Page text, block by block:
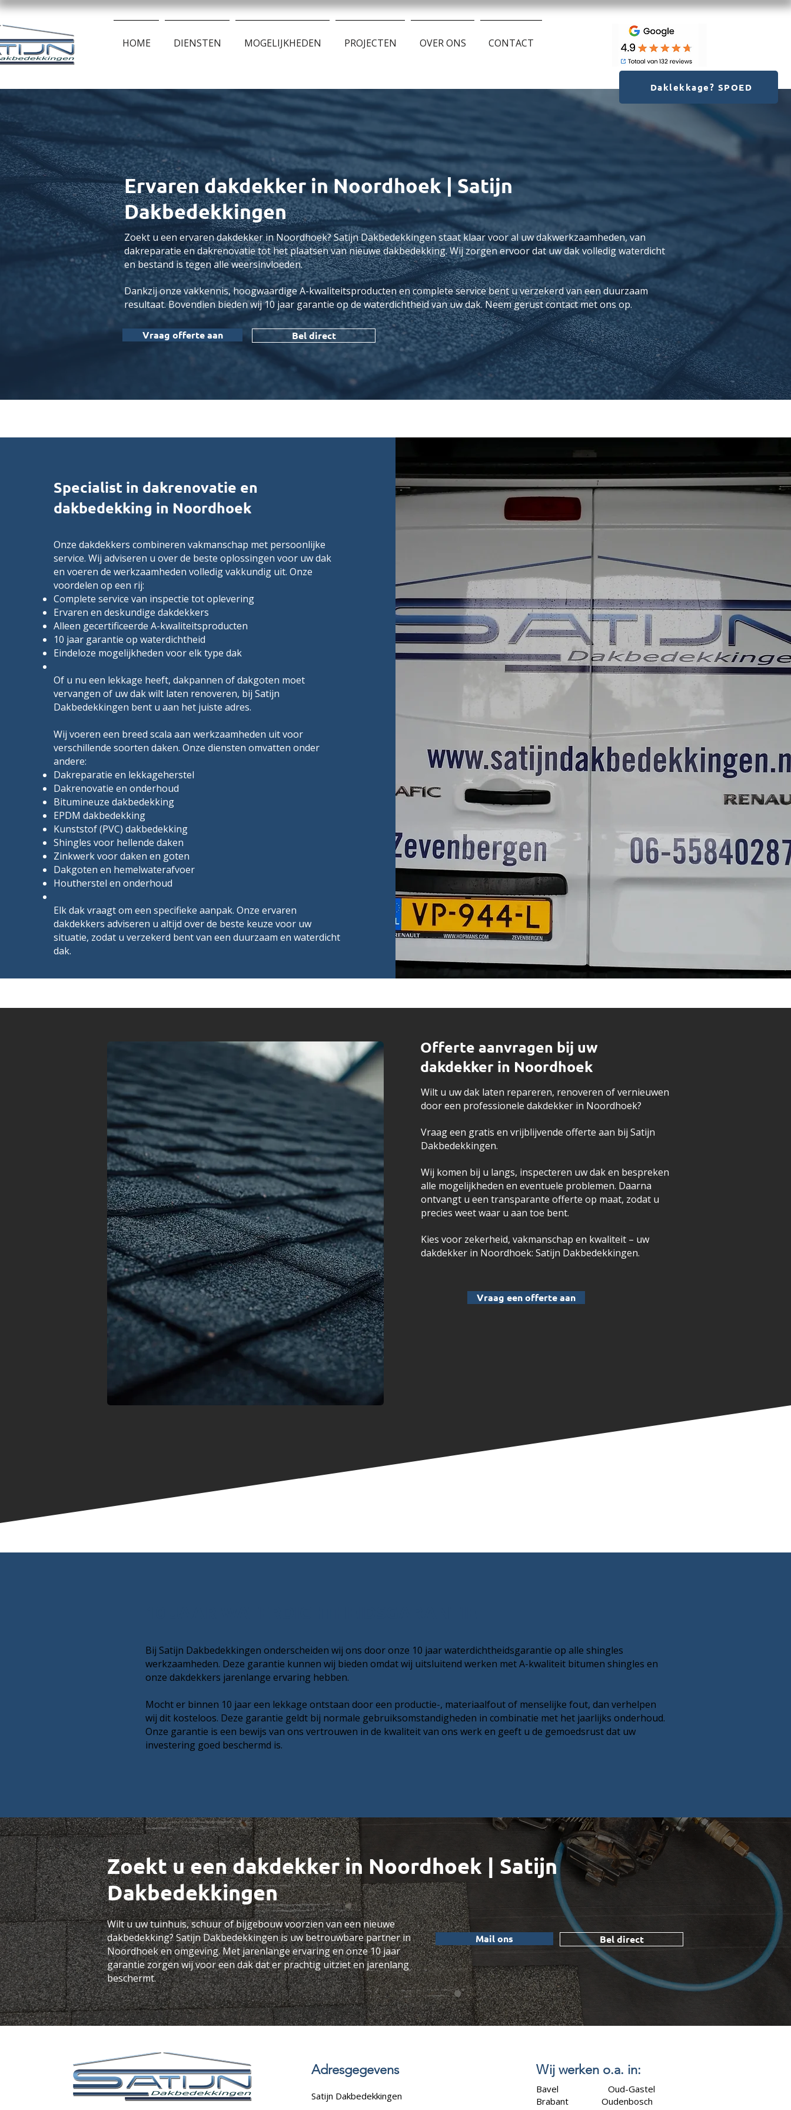
HOME DIENSTEN MOGELIJKHEDEN PROJECTEN OVER ONS CONTACT
Daklekkage? SPOED
Ervaren dakdekker in Noordhoek | Satijn
Dakbedekkingen
Zoekt u een ervaren dakdekker in Noordhoek? Satijn Dakbedekkingen staat klaar voor al uw dakwerkzaamheden, van
dakreparatie en dakrenovatie tot het plaatsen van nieuwe dakbedekking. Wij zorgen ervoor dat uw dak volledig waterdicht
en bestand is tegen alle weersinvloeden.
Dankzij onze vakkennis, hoogwaardige A-kwaliteitsproducten en complete service bent u verzekerd van een duurzaam
resultaat. Bovendien bieden wij 10 jaar garantie op de waterdichtheid van uw dak. Neem gerust contact met ons op.
Vraag offerte aan Bel direct
Specialist in dakrenovatie en
dakbedekking in Noordhoek
Onze dakdekkers combineren vakmanschap met persoonlijke
service. Wij adviseren u over de beste oplossingen voor uw dak
en voeren de werkzaamheden volledig vakkundig uit. Onze
voordelen op een rij:
Complete service van inspectie tot oplevering
Ervaren en deskundige dakdekkers
Alleen gecertificeerde A-kwaliteitsproducten
10 jaar garantie op waterdichtheid
Eindeloze mogelijkheden voor elk type dak
Of u nu een lekkage heeft, dakpannen of dakgoten moet
vervangen of uw dak wilt laten renoveren, bij Satijn
Dakbedekkingen bent u aan het juiste adres.
Wij voeren een breed scala aan werkzaamheden uit voor
verschillende soorten daken. Onze diensten omvatten onder
andere:
Dakreparatie en lekkageherstel
Dakrenovatie en onderhoud
Bitumineuze dakbedekking
EPDM dakbedekking
Kunststof (PVC) dakbedekking
Shingles voor hellende daken
Zinkwerk voor daken en goten
Dakgoten en hemelwaterafvoer
Houtherstel en onderhoud
Elk dak vraagt om een specifieke aanpak. Onze ervaren
dakdekkers adviseren u altijd over de beste keuze voor uw
situatie, zodat u verzekerd bent van een duurzaam en waterdicht
dak.
Offerte aanvragen bij uw
dakdekker in Noordhoek
Wilt u uw dak laten repareren, renoveren of vernieuwen
door een professionele dakdekker in Noordhoek?
Vraag een gratis en vrijblijvende offerte aan bij Satijn
Dakbedekkingen.
Wij komen bij u langs, inspecteren uw dak en bespreken
alle mogelijkheden en eventuele problemen. Daarna
ontvangt u een transparante offerte op maat, zodat u
precies weet waar u aan toe bent.
Kies voor zekerheid, vakmanschap en kwaliteit – uw
dakdekker in Noordhoek: Satijn Dakbedekkingen.
Vraag een offerte aan
Bij Satijn Dakbedekkingen onderscheiden wij ons door onze 10 jaar waterdichtheidsgarantie op alle shingles
werkzaamheden. Deze garantie kunnen wij bieden omdat wij uitsluitend werken met A-kwaliteit bitumen shingles en
onze dakdekkers jarenlange ervaring hebben.
Mocht er binnen 10 jaar een lekkage ontstaan door een productie-, materiaalfout of menselijke fout, dan verhelpen
wij dit kosteloos. Deze garantie geldt bij normale gebruiksomstandigheden in combinatie met het jaarlijks onderhoud.
Onze garantie is een bewijs van ons vertrouwen in de kwaliteit van ons werk en geeft u de gemoedsrust dat uw
investering goed beschermd is.
Zoekt u een dakdekker in Noordhoek | Satijn
Dakbedekkingen
Wilt u uw tuinhuis, schuur of bijgebouw voorzien van een nieuwe
dakbedekking? Satijn Dakbedekkingen is uw betrouwbare partner in
Noordhoek en omgeving. Met jarenlange ervaring en onze 10 jaar
garantie zorgen wij voor een dak dat er prachtig uitziet en jarenlang
beschermt.
Mail ons Bel direct
Adresgegevens
Satijn Dakbedekkingen
Wij werken o.a. in:
Bavel
Oud-Gastel
Brabant Oudenbosch